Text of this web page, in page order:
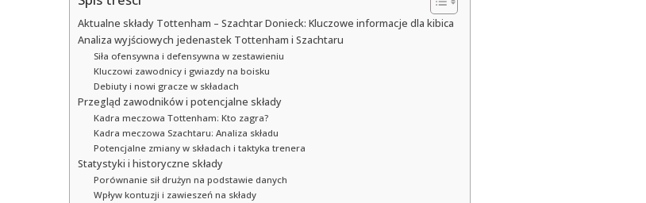
Aktualne składy Tottenham – Szachtar Donieck: Kluczowe informacje dla kibica
Analiza wyjściowych jedenastek Tottenham i Szachtaru
Siła ofensywna i defensywna w zestawieniu
Kluczowi zawodnicy i gwiazdy na boisku
Debiuty i nowi gracze w składach
Przegląd zawodników i potencjalne składy
Kadra meczowa Tottenham: Kto zagra?
Kadra meczowa Szachtaru: Analiza składu
Potencjalne zmiany w składach i taktyka trenera
Statystyki i historyczne składy
Porównanie sił drużyn na podstawie danych
Wpływ kontuzji i zawieszeń na składy